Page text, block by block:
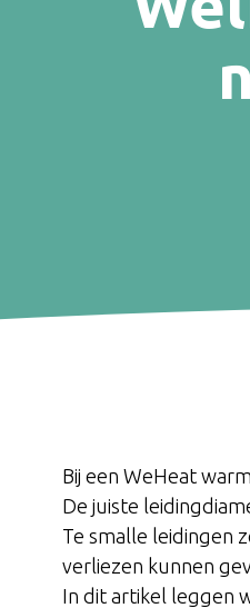
Bij een WeHeat
De juiste
Te smalle leidingen
verliezen kunnen
In dit artikel leggen